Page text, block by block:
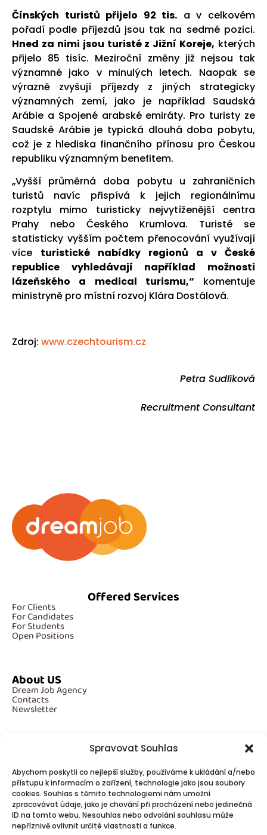
Spravovat Souhlas
Abychom poskytli co nejlepší služby, používáme k ukládání a/nebo
přístupu k informacím o zařízení, technologie jako jsou soubory
cookies. Souhlas s těmito technologiemi nám umožní
zpracovávat údaje, jako je chování při procházení nebo jedinečná
ID na tomto webu. Nesouhlas nebo odvolání souhlasu může
nepříznivě ovlivnit určité vlastnosti a funkce.
Čínských turistů přijelo 92 tis. a v celkovém
pořadí podle příjezdů jsou tak na sedmé pozici.
Hned za nimi jsou turisté z Jižní Koreje, kterých
přijelo 85 tisíc. Meziroční změny již nejsou tak
významné jako v minulých letech. Naopak se
výrazně zvyšují příjezdy z jiných strategicky
významných zemí, jako je například Saudská
Arábie a Spojené arabské emiráty. Pro turisty ze
Saudské Arábie je typická dlouhá doba pobytu,
což je z hlediska finančního přínosu pro Českou
republiku významným benefitem.
„Vyšší průměrná doba pobytu u zahraničních
turistů navíc přispívá k jejich regionálnímu
rozptylu mimo turisticky nejvytíženější centra
Prahy nebo Českého Krumlova. Turisté se
statisticky vyšším počtem přenocování využívají
více turistické nabídky regionů a v České
republice vyhledávají například možnosti
lázeňského a medical turismu,“ komentuje
ministryně pro místní rozvoj Klára Dostálová.
Zdroj: www.czechtourism.cz
Petra Sudlíková
Recruitment Consultant
Offered Services
For Clients
For Candidates
For Students
Open Positions
About US
Dream Job Agency
Contacts
Newsletter
Additional Information
GDPR
Cookies
Follow Us